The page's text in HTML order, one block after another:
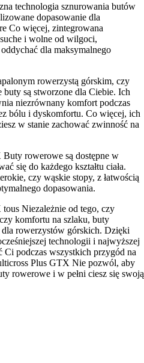
technologia sznurowania butów
dopasowanie dla
Co więcej, zintegrowana
i wolne od wilgoci,
dla maksymalnego
rowerzystą górskim, czy
są stworzone dla Ciebie. Ich
niezrównany komfort podczas
bólu i dyskomfortu. Co więcej, ich
w stanie zachować zwinność na
rowerowe są dostępne w
się do każdego kształtu ciała.
czy wąskie stopy, z łatwością
dopasowania.
Niezależnie od tego, czy
komfortu na szlaku, buty
rowerzystów górskich. Dzięki
technologii i najwyższej
Ci podczas wszystkich przygód na
Plus GTX Nie pozwól, aby
rowerowe i w pełni ciesz się swoją